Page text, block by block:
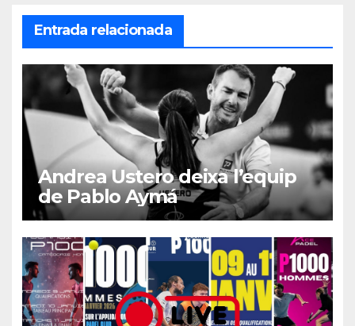
Entrada relacionada
Andrea Ustero deixa l’equip
de Pablo Aymá